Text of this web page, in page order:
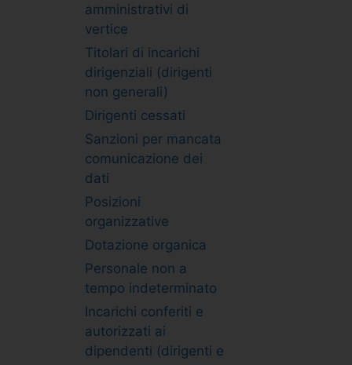
amministrativi di
vertice
Titolari di incarichi
dirigenziali (dirigenti
non generali)
Dirigenti cessati
Sanzioni per mancata
comunicazione dei
dati
Posizioni
organizzative
Dotazione organica
Personale non a
tempo indeterminato
Incarichi conferiti e
autorizzati ai
dipendenti (dirigenti e